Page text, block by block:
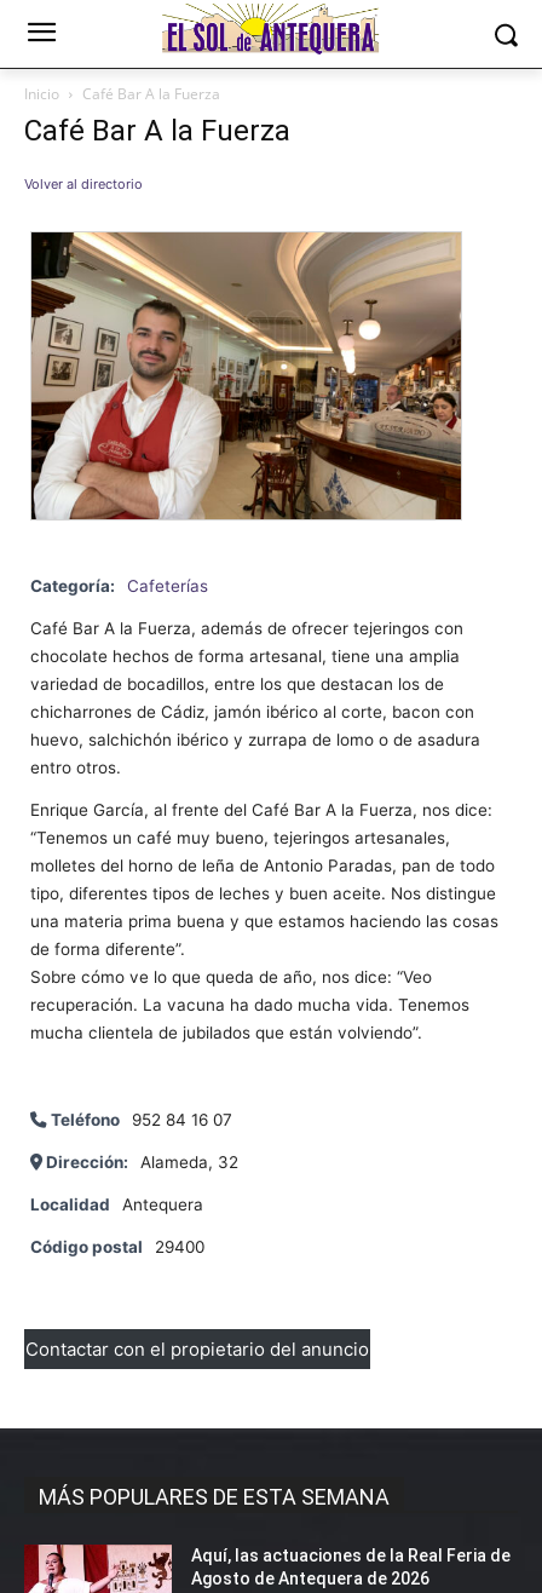
Inicio Café Bar A la Fuerza
Café Bar A la Fuerza
Volver al directorio
Categoría: Cafeterías
Café Bar A la Fuerza, además de ofrecer tejeringos con
chocolate hechos de forma artesanal, tiene una amplia
variedad de bocadillos, entre los que destacan los de
chicharrones de Cádiz, jamón ibérico al corte, bacon con
huevo, salchichón ibérico y zurrapa de lomo o de asadura
entro otros.
Enrique García, al frente del Café Bar A la Fuerza, nos dice:
“Tenemos un café muy bueno, tejeringos artesanales,
molletes del horno de leña de Antonio Paradas, pan de todo
tipo, diferentes tipos de leches y buen aceite. Nos distingue
una materia prima buena y que estamos haciendo las cosas
de forma diferente”.
Sobre cómo ve lo que queda de año, nos dice: “Veo
recuperación. La vacuna ha dado mucha vida. Tenemos
mucha clientela de jubilados que están volviendo”.
Teléfono 952 84 16 07
Dirección: Alameda, 32
Localidad Antequera
Código postal 29400
Contactar con el propietario del anuncio
MÁS POPULARES DE ESTA SEMANA
Aquí, las actuaciones de la Real Feria de
Agosto de Antequera de 2026